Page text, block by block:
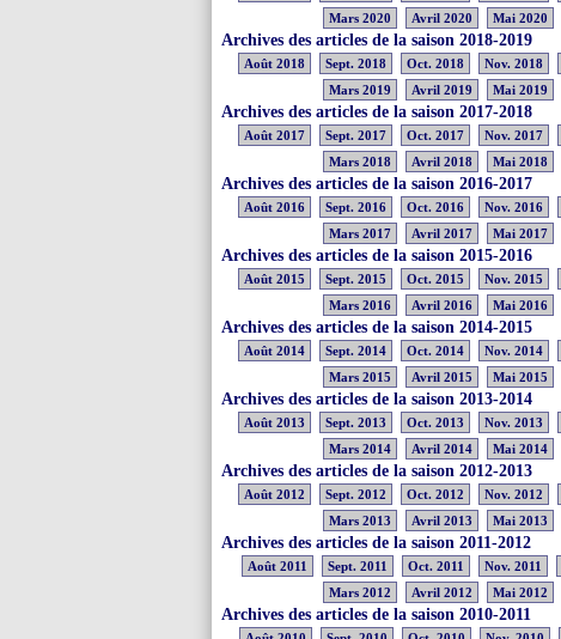
Mars 2020
Avril 2020 Mai 2020
Archives des articles de la saison 2018-2019
Août 2018 Sept. 2018 Oct. 2018 Nov. 2018
Mars 2019
Avril 2019 Mai 2019
Archives des articles de la saison 2017-2018
Août 2017 Sept. 2017 Oct. 2017 Nov. 2017
Mars 2018
Avril 2018 Mai 2018
Archives des articles de la saison 2016-2017
Août 2016 Sept. 2016 Oct. 2016 Nov. 2016
Mars 2017
Avril 2017 Mai 2017
Archives des articles de la saison 2015-2016
Août 2015 Sept. 2015 Oct. 2015 Nov. 2015
Mars 2016
Avril 2016 Mai 2016
Archives des articles de la saison 2014-2015
Août 2014 Sept. 2014 Oct. 2014 Nov. 2014
Mars 2015
Avril 2015 Mai 2015
Archives des articles de la saison 2013-2014
Août 2013 Sept. 2013 Oct. 2013 Nov. 2013
Mars 2014
Avril 2014 Mai 2014
Archives des articles de la saison 2012-2013
Août 2012 Sept. 2012 Oct. 2012 Nov. 2012
Mars 2013
Avril 2013 Mai 2013
Archives des articles de la saison 2011-2012
Août 2011 Sept. 2011 Oct. 2011 Nov. 2011
Mars 2012
Avril 2012 Mai 2012
Archives des articles de la saison 2010-2011